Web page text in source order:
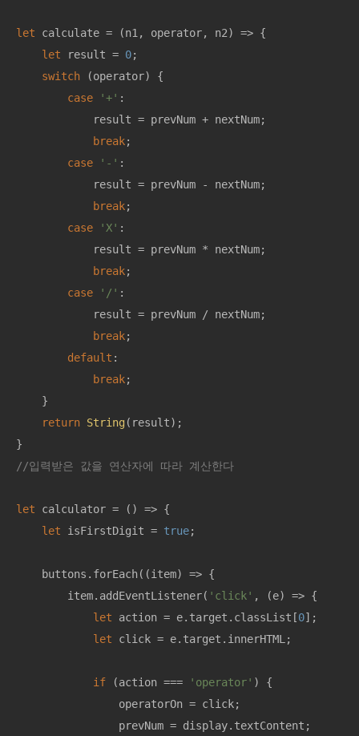
let calculate = (n1, operator, n2) => {
let result = 0;
switch (operator) {
case
'+' :
            result = prevNum + nextNum;
break;
case
'-' :
            result = prevNum - nextNum;
break;
case
'X' :
            result = prevNum * nextNum;
break;
case
'/' :
            result = prevNum / nextNum;
break;
default :
break;
    }
return String (result);
//입력받은 값을 연산자에 따라 계산한다
let calculator = () => {
let isFirstDigit = true;
    buttons.forEach(
(item) => {
        item.addEventListener(
'click' , (e) => {
let action = e.target.classList[0];
let click = e.target.innerHTML;
if (action === 'operator' ) {
                operatorOn = click;
                prevNum = display.textContent;